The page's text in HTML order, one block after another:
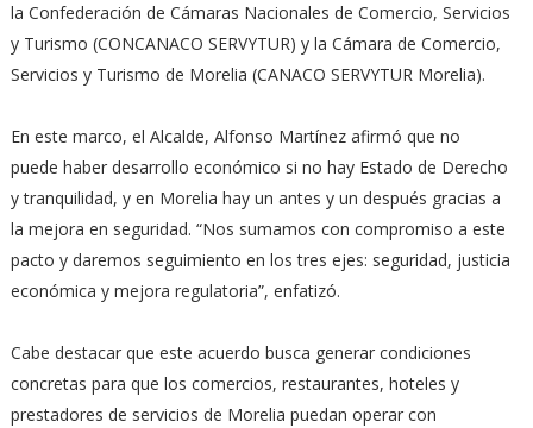
la Confederación de Cámaras Nacionales de Comercio, Servicios
y Turismo (CONCANACO SERVYTUR) y la Cámara de Comercio,
Servicios y Turismo de Morelia (CANACO SERVYTUR Morelia).
En este marco, el Alcalde, Alfonso Martínez afirmó que no
puede haber desarrollo económico si no hay Estado de Derecho
y tranquilidad, y en Morelia hay un antes y un después gracias a
la mejora en seguridad. “Nos sumamos con compromiso a este
pacto y daremos seguimiento en los tres ejes: seguridad, justicia
económica y mejora regulatoria”, enfatizó.
Cabe destacar que este acuerdo busca generar condiciones
concretas para que los comercios, restaurantes, hoteles y
prestadores de servicios de Morelia puedan operar con